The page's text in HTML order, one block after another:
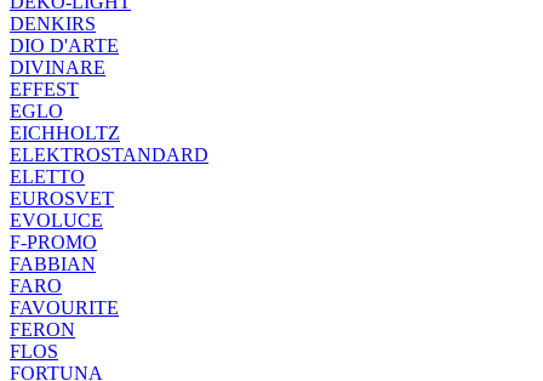
DENKIRS
DIO D'ARTE
DIVINARE
EFFEST
EGLO
EICHHOLTZ
ELEKTROSTANDARD
ELETTO
EUROSVET
EVOLUCE
F-PROMO
FABBIAN
FARO
FAVOURITE
FERON
FLOS
FORTUNA